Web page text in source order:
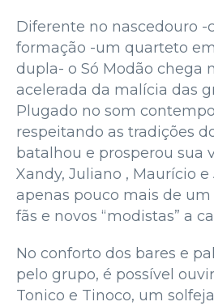
Diferente no nascedouro -
formação -um quarteto
dupla- o Só Modão chega
acelerada da malícia das
Plugado no som
respeitando as tradições
batalhou e prosperou sua
Xandy, Juliano , Maurício
apenas pouco mais de
fãs e novos “modistas” a
No conforto dos bares e
pelo grupo, é possível
Tonico e Tinoco, um